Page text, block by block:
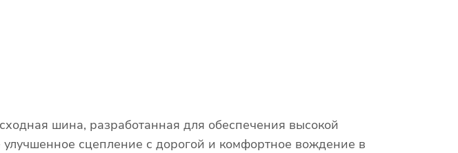
шина, разработанная для обеспечения высокой
сцепление с дорогой и комфортное вождение в